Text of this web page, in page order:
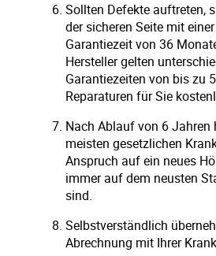
Sollten Defekte auftreten,
der sicheren Seite mit
Garantiezeit von 36
Hersteller gelten
Garantiezeiten von bis zu
Reparaturen für Sie
Nach Ablauf von 6 Jahren
meisten gesetzlichen
Anspruch auf ein neues
immer auf dem neusten
sind.
Selbstverständlich
Abrechnung mit Ihrer